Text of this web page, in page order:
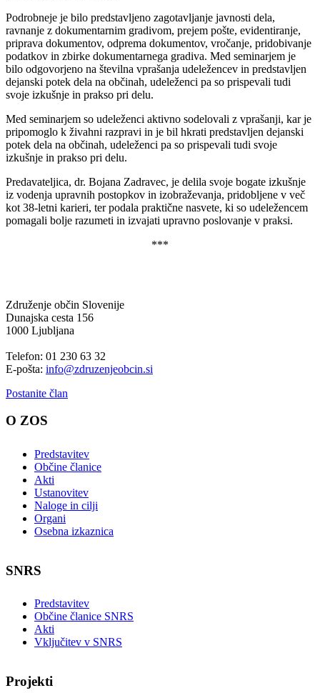
Podrobneje je bilo predstavljeno zagotavljanje javnosti dela,
ravnanje z dokumentarnim gradivom, prejem pošte, evidentiranje,
priprava dokumentov, odprema dokumentov, vročanje, pridobivanje
podatkov in zbirke dokumentarnega gradiva. Med seminarjem je
bilo odgovorjeno na številna vprašanja udeležencev in predstavljen
dejanski potek dela na občinah, udeleženci pa so prispevali tudi
svoje izkušnje in prakso pri delu.
Med seminarjem so udeleženci aktivno sodelovali z vprašanji, kar je
pripomoglo k živahni razpravi in je bil hkrati predstavljen dejanski
potek dela na občinah, udeleženci pa so prispevali tudi svoje
izkušnje in prakso pri delu.
Predavateljica, dr. Bojana Zadravec, je delila svoje bogate izkušnje
iz vodenja upravnih postopkov in izobraževanja, pridobljene v več
kot 38-letni karieri, ter podala praktične nasvete, ki so udeležencem
pomagali bolje razumeti in izvajati upravno poslovanje v praksi.
***
Združenje občin Slovenije
Dunajska cesta 156
1000 Ljubljana
Telefon: 01 230 63 32
E-pošta: info@zdruzenjeobcin.si
Postanite član
O ZOS
Predstavitev
Občine članice
Akti
Ustanovitev
Naloge in cilji
Organi
Osebna izkaznica
SNRS
Predstavitev
Občine članice SNRS
Akti
Vključitev v SNRS
Projekti